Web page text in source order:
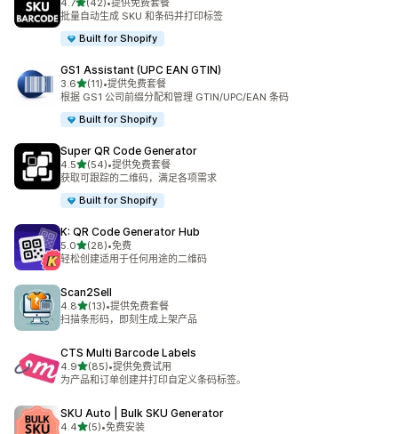
4.7 (42)
总共 42 条评论
•提供免费套餐
批量自动生成 SKU 和条码并打印标签
Built for Shopify
GS1 Assistant (UPC EAN GTIN)
3.6星（满分 5 星）
(11)
总共 11 条评论
•提供免费套餐
根据 GS1 公司前缀分配和管理 GTIN/UPC/EAN 条码
Built for Shopify
Super QR Code Generator
4.5星（满分 5 星）
(54)
总共 54 条评论
•提供免费套餐
获取可跟踪的二维码，满足各项需求
Built for Shopify
K: QR Code Generator Hub
5.0星（满分 5 星）
(28)
总共 28 条评论
•免费
轻松创建适用于任何用途的二维码
Scan2Sell
4.8星（满分 5 星）
(13)
总共 13 条评论
•提供免费套餐
扫描条形码，即刻生成上架产品
CTS Multi Barcode Labels
4.9星（满分 5 星）
(85)
总共 85 条评论
•提供免费试用
为产品和订单创建并打印自定义条码标签。
SKU Auto | Bulk SKU Generator
4.4星（满分 5 星）
(5)•免费安装